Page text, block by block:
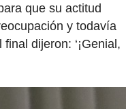
que su actitud
y todavía
dijeron: ‘¡Genial,